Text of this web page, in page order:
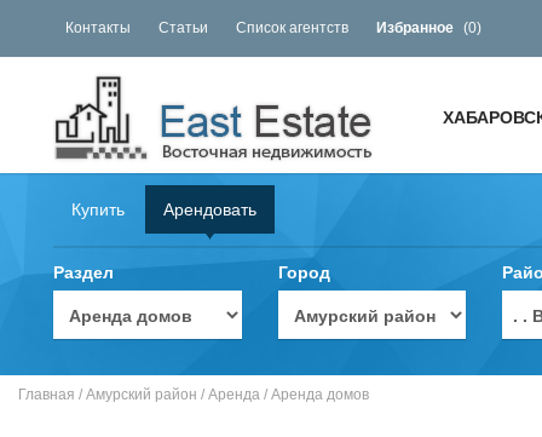
Контакты Статьи Список агентств Избранное (0)
Купить Арендовать
Раздел Город
. .
Главная / Амурский район / Аренда / Аренда домов